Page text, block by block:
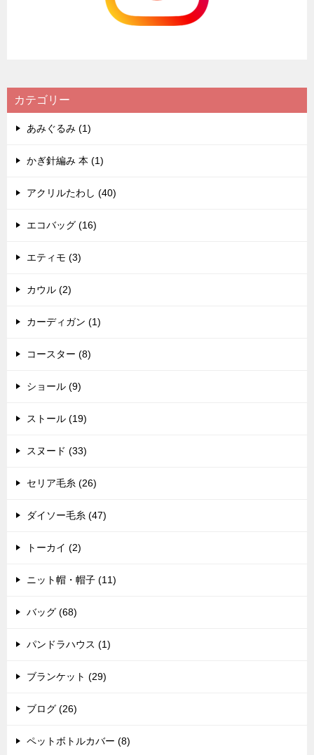
カテゴリー
あみぐるみ (1)
かぎ針編み 本 (1)
アクリルたわし (40)
エコバッグ (16)
エティモ (3)
カウル (2)
カーディガン (1)
コースター (8)
ショール (9)
ストール (19)
スヌード (33)
セリア毛糸 (26)
ダイソー毛糸 (47)
トーカイ (2)
ニット帽・帽子 (11)
バッグ (68)
パンドラハウス (1)
ブランケット (29)
ブログ (26)
ペットボトルカバー (8)